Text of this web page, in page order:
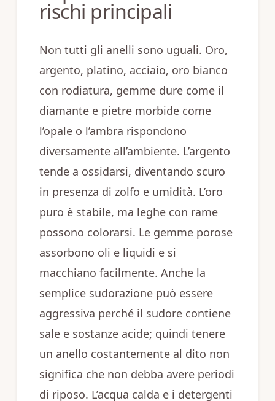
rischi principali
Non tutti gli anelli sono uguali. Oro,
argento, platino, acciaio, oro bianco
con rodiatura, gemme dure come il
diamante e pietre morbide come
l’opale o l’ambra rispondono
diversamente all’ambiente. L’argento
tende a ossidarsi, diventando scuro
in presenza di zolfo e umidità. L’oro
puro è stabile, ma leghe con rame
possono colorarsi. Le gemme porose
assorbono oli e liquidi e si
macchiano facilmente. Anche la
semplice sudorazione può essere
aggressiva perché il sudore contiene
sale e sostanze acide; quindi tenere
un anello costantemente al dito non
significa che non debba avere periodi
di riposo. L’acqua calda e i detergenti